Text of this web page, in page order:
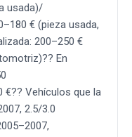
usada)/
€ (pieza usada,
200–250 €
En
€?? Vehículos que la
2.5/3.0